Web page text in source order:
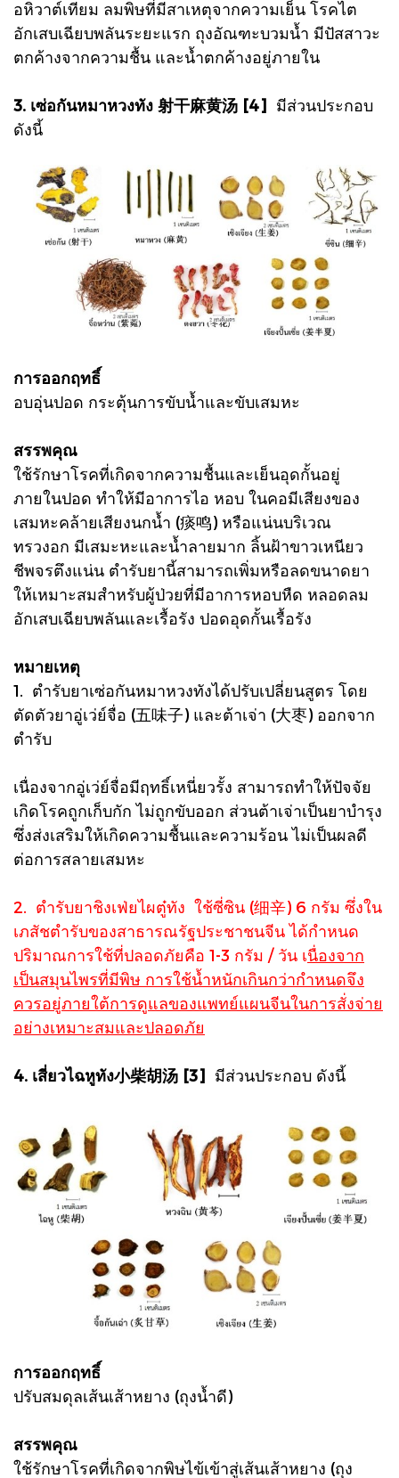
อหิวาต์เทียม ลมพิษที่มีสาเหตุจากความเย็น โรคไต
อักเสบเฉียบพลันระยะแรก ถุงอัณฑะบวมน้ำ มีปัสสาวะ
ตกค้างจากความชื้น และน้ำตกค้างอยู่ภายใน
3. เซ่อกันหมาหวงทัง 射干麻黄汤 [4] มีส่วนประกอบ
ดังนี้
การออกฤทธิ์
อบอุ่นปอด กระตุ้นการขับน้ำและขับเสมหะ
สรรพคุณ
ใช้รักษาโรคที่เกิดจากความชื้นและเย็นอุดกั้นอยู่
ภายในปอด ทำให้มีอาการไอ หอบ ในคอมีเสียงของ
เสมหะคล้ายเสียงนกน้ำ (痰鸣) หรือแน่นบริเวณ
ทรวงอก มีเสมะหะและน้ำลายมาก ลิ้นฝ้าขาวเหนียว
ชีพจรตึงแน่น ตํารับยานี้สามารถเพิ่มหรือลดขนาดยา
ให้เหมาะสมสําหรับผู้ป่วยที่มีอาการหอบหืด หลอดลม
อักเสบเฉียบพลันและเรื้อรัง ปอดอุดกั้นเรื้อรัง
หมายเหตุ
1. ตำรับยาเซ่อกันหมาหวงทังได้ปรับเปลี่ยนสูตร โดย
ตัดตัวยาอู่เว่ย์จื่อ (五味子) และต้าเจ่า (大枣) ออกจาก
ตำรับ
เนื่องจากอู่เว่ย์จื่อมีฤทธิ์เหนี่ยวรั้ง สามารถทำให้ปัจจัย
เกิดโรคถูกเก็บกัก ไม่ถูกขับออก ส่วนต้าเจ่าเป็นยาบำรุง
ซึ่งส่งเสริมให้เกิดความชื้นและความร้อน ไม่เป็นผลดี
ต่อการสลายเสมหะ
2. ตำรับยาชิงเฟ่ยไผตู๋ทัง ใช้ซี่ซิน (细辛) 6 กรัม ซึ่งใน
เภสัชตำรับของสาธารณรัฐประชาชนจีน ได้กำหนด
ปริมาณการใช้ที่ปลอดภัยคือ 1-3 กรัม / วัน เนื่องจาก
เป็นสมุนไพรที่มีพิษ การใช้น้ำหนักเกินกว่ากำหนดจึง
ควรอยู่ภายใต้การดูแลของแพทย์แผนจีนในการสั่งจ่าย
อย่างเหมาะสมและปลอดภัย
4. เสี่ยวไฉหูทัง小柴胡汤 [3] มีส่วนประกอบ ดังนี้
การออกฤทธิ์
ปรับสมดุลเส้นเส้าหยาง (ถุงน้ำดี)
สรรพคุณ
ใช้รักษาโรคที่เกิดจากพิษไข้เข้าสู่เส้นเส้าหยาง (ถุง